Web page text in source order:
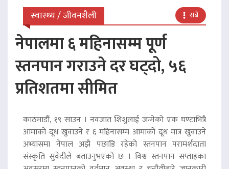
स्वास्थ्य / जीवनशैली सबै
नेपालमा ६ महिनासम्म पूर्ण
स्तनपान गराउने दर घट्दो, ५६
प्रतिशतमा सीमित
काठमाडौं, १९ साउन । नवजात शिशुलाई जन्मेको एक घण्टाभित्रै
आमाको दूध खुवाउने र ६ महिनासम्म आमाको दूध मात्र खुवाउने
अभ्यासमा नेपाल अझै पछाडि रहेको स्तनपान परामर्शदाता
संस्कृति सुवेदीले बताउनुभएको छ । विश्व स्तनपान सप्ताहका